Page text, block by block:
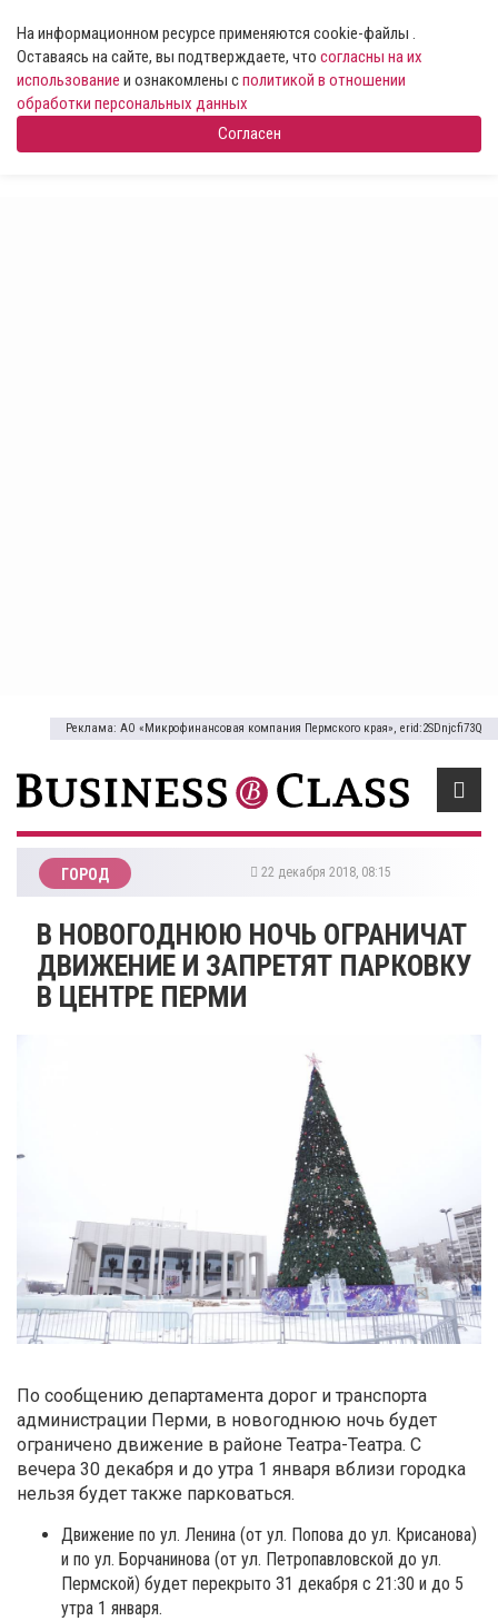
На информационном ресурсе применяются cookie-файлы .
Оставаясь на сайте, вы подтверждаете, что согласны на их
использование и ознакомлены сполитикой в отношении
обработки персональных данных
Согласен
Реклама: АО «Микрофинансовая компания Пермского края», erid:2SDnjcfi73Q
ГОРОД 22 декабря 2018, 08:15
​В НОВОГОДНЮЮ НОЧЬ ОГРАНИЧАТ
ДВИЖЕНИЕ И ЗАПРЕТЯТ ПАРКОВКУ
В ЦЕНТРЕ ПЕРМИ
По сообщению департамента дорог и транспорта
администрации Перми, в новогоднюю ночь будет
ограничено движение в районе Театра-Театра. С
вечера 30 декабря и до утра 1 января вблизи городка
нельзя будет также парковаться.
Движение по ул. Ленина (от ул. Попова до ул. Крисанова)
и по ул. Борчанинова (от ул. Петропавловской до ул.
Пермской) будет перекрыто 31 декабря с 21:30 и до 5
утра 1 января.